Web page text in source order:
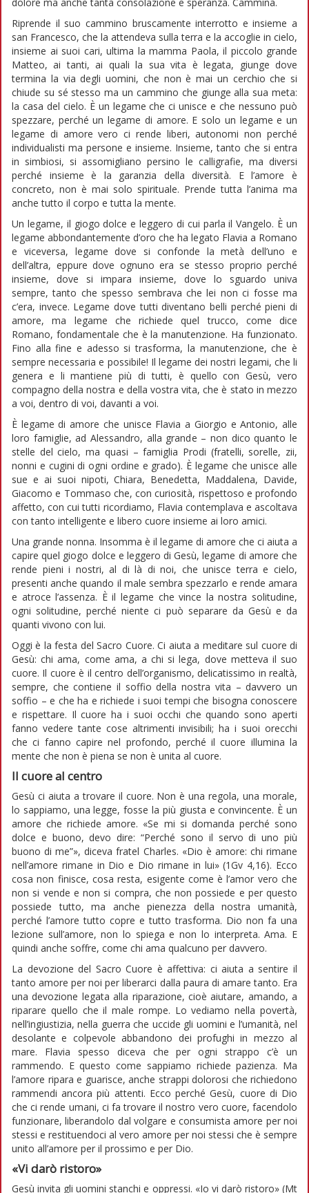
Riprende il suo cammino bruscamente interrotto e insieme a
san Francesco, che la attendeva sulla terra e la accoglie in cielo,
insieme ai suoi cari, ultima la mamma Paola, il piccolo grande
Matteo, ai tanti, ai quali la sua vita è legata, giunge dove
termina la via degli uomini, che non è mai un cerchio che si
chiude su sé stesso ma un cammino che giunge alla sua meta:
la casa del cielo. È un legame che ci unisce e che nessuno può
spezzare, perché un legame di amore. E solo un legame e un
legame di amore vero ci rende liberi, autonomi non perché
individualisti ma persone e insieme. Insieme, tanto che si entra
in simbiosi, si assomigliano persino le calligrafie, ma diversi
perché insieme è la garanzia della diversità. E l’amore è
concreto, non è mai solo spirituale. Prende tutta l’anima ma
anche tutto il corpo e tutta la mente.
Un legame, il giogo dolce e leggero di cui parla il Vangelo. È un
legame abbondantemente d’oro che ha legato Flavia a Romano
e viceversa, legame dove si confonde la metà dell’uno e
dell’altra, eppure dove ognuno era se stesso proprio perché
insieme, dove si impara insieme, dove lo sguardo univa
sempre, tanto che spesso sembrava che lei non ci fosse ma
c’era, invece. Legame dove tutti diventano belli perché pieni di
amore, ma legame che richiede quel trucco, come dice
Romano, fondamentale che è la manutenzione. Ha funzionato.
Fino alla fine e adesso si trasforma, la manutenzione, che è
sempre necessaria e possibile! Il legame dei nostri legami, che li
genera e li mantiene più di tutti, è quello con Gesù, vero
compagno della nostra e della vostra vita, che è stato in mezzo
a voi, dentro di voi, davanti a voi.
È legame di amore che unisce Flavia a Giorgio e Antonio, alle
loro famiglie, ad Alessandro, alla grande – non dico quanto le
stelle del cielo, ma quasi – famiglia Prodi (fratelli, sorelle, zii,
nonni e cugini di ogni ordine e grado). È legame che unisce alle
sue e ai suoi nipoti, Chiara, Benedetta, Maddalena, Davide,
Giacomo e Tommaso che, con curiosità, rispettoso e profondo
affetto, con cui tutti ricordiamo, Flavia contemplava e ascoltava
con tanto intelligente e libero cuore insieme ai loro amici.
Una grande nonna. Insomma è il legame di amore che ci aiuta a
capire quel giogo dolce e leggero di Gesù, legame di amore che
rende pieni i nostri, al di là di noi, che unisce terra e cielo,
presenti anche quando il male sembra spezzarlo e rende amara
e atroce l’assenza. È il legame che vince la nostra solitudine,
ogni solitudine, perché niente ci può separare da Gesù e da
quanti vivono con lui.
Oggi è la festa del Sacro Cuore. Ci aiuta a meditare sul cuore di
Gesù: chi ama, come ama, a chi si lega, dove metteva il suo
cuore. Il cuore è il centro dell’organismo, delicatissimo in realtà,
sempre, che contiene il soffio della nostra vita – davvero un
soffio – e che ha e richiede i suoi tempi che bisogna conoscere
e rispettare. Il cuore ha i suoi occhi che quando sono aperti
fanno vedere tante cose altrimenti invisibili; ha i suoi orecchi
che ci fanno capire nel profondo, perché il cuore illumina la
mente che non è piena se non è unita al cuore.
Il cuore al centro
Gesù ci aiuta a trovare il cuore. Non è una regola, una morale,
lo sappiamo, una legge, fosse la più giusta e convincente. È un
amore che richiede amore. «Se mi si domanda perché sono
dolce e buono, devo dire: “Perché sono il servo di uno più
buono di me”», diceva fratel Charles. «Dio è amore: chi rimane
nell’amore rimane in Dio e Dio rimane in lui» (1Gv 4,16). Ecco
cosa non finisce, cosa resta, esigente come è l’amor vero che
non si vende e non si compra, che non possiede e per questo
possiede tutto, ma anche pienezza della nostra umanità,
perché l’amore tutto copre e tutto trasforma. Dio non fa una
lezione sull’amore, non lo spiega e non lo interpreta. Ama. E
quindi anche soffre, come chi ama qualcuno per davvero.
La devozione del Sacro Cuore è affettiva: ci aiuta a sentire il
tanto amore per noi per liberarci dalla paura di amare tanto. Era
una devozione legata alla riparazione, cioè aiutare, amando, a
riparare quello che il male rompe. Lo vediamo nella povertà,
nell’ingiustizia, nella guerra che uccide gli uomini e l’umanità, nel
desolante e colpevole abbandono dei profughi in mezzo al
mare. Flavia spesso diceva che per ogni strappo c’è un
rammendo. E questo come sappiamo richiede pazienza. Ma
l’amore ripara e guarisce, anche strappi dolorosi che richiedono
rammendi ancora più attenti. Ecco perché Gesù, cuore di Dio
che ci rende umani, ci fa trovare il nostro vero cuore, facendolo
funzionare, liberandolo dal volgare e consumista amore per noi
stessi e restituendoci al vero amore per noi stessi che è sempre
unito all’amore per il prossimo e per Dio.
«Vi darò ristoro»
Gesù invita gli uomini stanchi e oppressi. «Io vi darò ristoro» (Mt